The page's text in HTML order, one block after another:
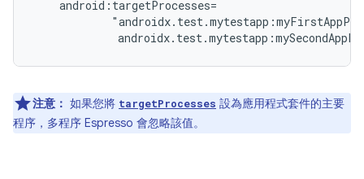
注意： 如果您將 targetProcesses 設為應用程式套件的主要
程序，多程序 Espresso 會忽略該值。